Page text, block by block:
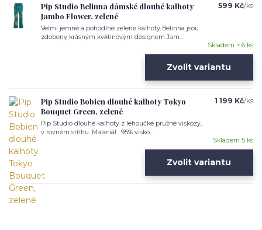
Pip Studio Belinna dámské dlouhé kalhoty
Jambo Flower, zelené
Velmi jemné a pohodlné zelené kalhoty Belinna jsou
zdobeny krásným květinovým designem Jam...
599 Kč/ks
Skladem > 6 ks
Zvolit variantu
Pip Studio Bobien dlouhé kalhoty Tokyo
Bouquet Green, zelené
Pip Studio dlouhé kalhoty z lehoučké pružné viskózy,
v rovném střihu. Materiál : 95% viskó...
1 199 Kč/ks
Skladem 5 ks
Zvolit variantu